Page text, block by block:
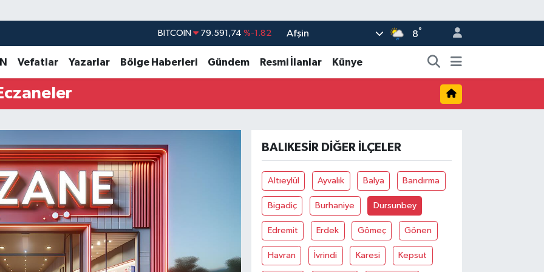
BITCOIN 79.591,74 %-1.82
EURO 53,38690 %0.19
%0
Afşin 8°
Vefatlar Yazarlar Bölge Haberleri Gündem Resmi İlanlar Künye
BALIKESIR DIĞER İLÇELER
Altıeylül Ayvalık Balya Bandırma
Bigadiç Burhaniye Dursunbey
Edremit Erdek Gömeç Gönen
Havran İvrindi Karesi Kepsut